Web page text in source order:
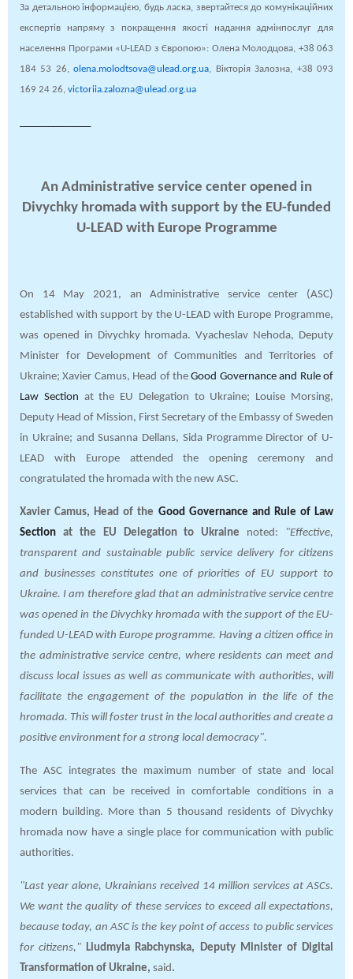
За детальною інформацією, будь ласка, звертайтеся до комунікаційних
експертів напряму з покращення якості надання адмінпослуг для
населення Програми «U-LEAD з Європою»: Олена Молодцова, +38 063
184 53 26,olena.molodtsova@ulead.org.ua, Вікторія Залозна, +38 093
169 24 26, victoriia.zalozna@ulead.org.ua
An Administrative service center opened in
Divychky hromada with support by the EU-funded
U-LEAD with Europe Programme
On 14 May 2021, an Administrative service center (ASC)
established with support by the U-LEAD with Europe Programme,
was opened in Divychky hromada. Vyacheslav Nehoda, Deputy
Minister for Development of Communities and Territories of
Ukraine; Xavier Camus, Head of theGood Governance and Rule of
Law Section at the EU Delegation to Ukraine; Louise Morsing,
Deputy Head of Mission, First Secretary of the Embassy of Sweden
in Ukraine; and Susanna Dellans, Sida Programme Director of U-
LEAD with Europe attended the opening ceremony and
congratulated the hromada with the new ASC.
Xavier Camus, Head of the Good Governance and Rule of Law
Section at the EU Delegation to Ukraine noted:
"Effective,
transparent and sustainable public service delivery for citizens
and businesses constitutes one of priorities of EU support to
Ukraine. I am therefore glad that an administrative service centre
was opened in the Divychky hromada with the support of the EU-
funded U-LEAD with Europe programme. Having a citizen office in
the administrative service centre, where residents can meet and
discuss local issues as well as communicate with authorities, will
facilitate the engagement of the population in the life of the
hromada. This will foster trust in the local authorities and create a
positive environment for a strong local democracy".
The ASC integrates the maximum number of state and local
services that can be received in comfortable conditions in a
modern building. More than 5 thousand residents of Divychky
hromada now have a single place for communication with public
authorities.
"Last year alone, Ukrainians received 14 million services at ASCs.
We want the quality of these services to exceed all expectations,
because today, an ASC is the key point of access to public services
for citizens," Liudmyla Rabchynska, Deputy Minister of Digital
Transformation of Ukraine, said .